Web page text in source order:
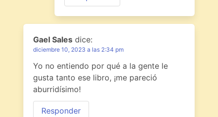
Gael Sales dice:
diciembre 10, 2023 a las 2:34 pm
Yo no entiendo por qué a la gente le
gusta tanto ese libro, ¡me pareció
aburridísimo!
Responder